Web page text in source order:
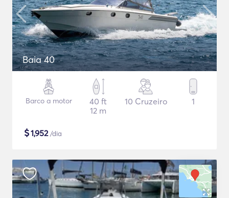
Baia 40
Barco a motor
40 ft
12 m
10 Cruzeiro 1
$1,952/dia